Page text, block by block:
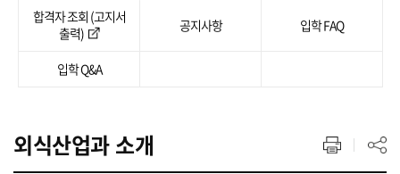
합격자 조회 (고지서
출력)
공지사항 입학 FAQ
입학 Q&A
외식산업과 소개